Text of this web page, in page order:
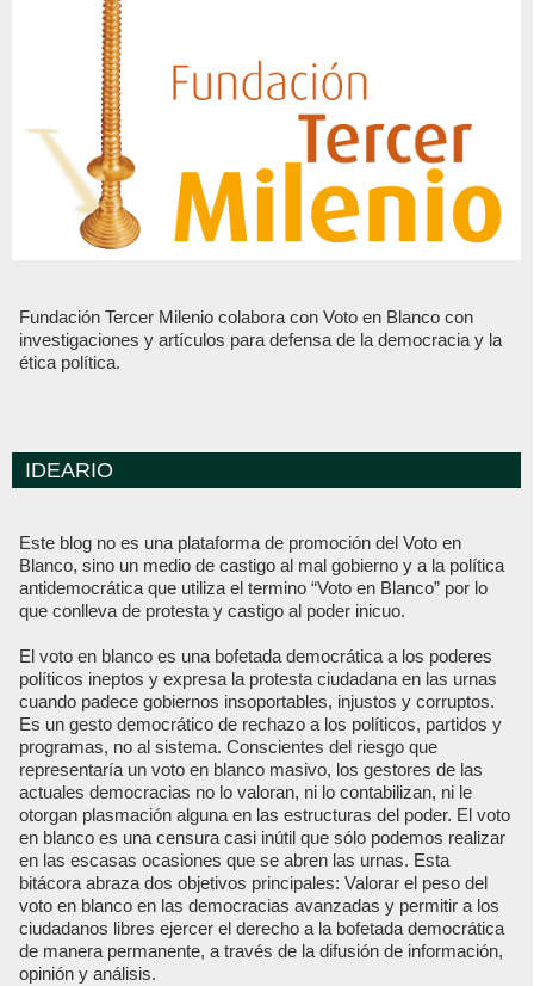
Fundación Tercer Milenio colabora con Voto en Blanco con
investigaciones y artículos para defensa de la democracia y la
ética política.
IDEARIO
Este blog no es una plataforma de promoción del Voto en
Blanco, sino un medio de castigo al mal gobierno y a la política
antidemocrática que utiliza el termino “Voto en Blanco” por lo
que conlleva de protesta y castigo al poder inicuo.
El voto en blanco es una bofetada democrática a los poderes
políticos ineptos y expresa la protesta ciudadana en las urnas
cuando padece gobiernos insoportables, injustos y corruptos.
Es un gesto democrático de rechazo a los políticos, partidos y
programas, no al sistema. Conscientes del riesgo que
representaría un voto en blanco masivo, los gestores de las
actuales democracias no lo valoran, ni lo contabilizan, ni le
otorgan plasmación alguna en las estructuras del poder. El voto
en blanco es una censura casi inútil que sólo podemos realizar
en las escasas ocasiones que se abren las urnas. Esta
bitácora abraza dos objetivos principales: Valorar el peso del
voto en blanco en las democracias avanzadas y permitir a los
ciudadanos libres ejercer el derecho a la bofetada democrática
de manera permanente, a través de la difusión de información,
opinión y análisis.